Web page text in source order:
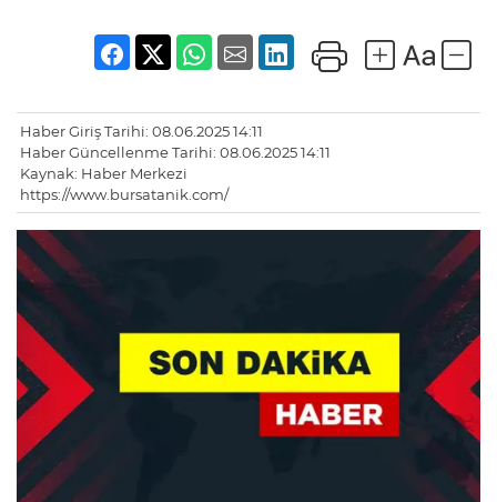
Haber Giriş Tarihi: 08.06.2025 14:11
Haber Güncellenme Tarihi: 08.06.2025 14:11
Kaynak: Haber Merkezi
https://www.bursatanik.com/